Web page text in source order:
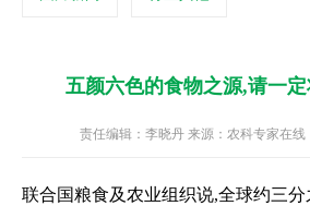
五颜六色的食物之源,请一定
责任编辑：李晓丹 来源：农科专家在线
联合国粮食及农业组织说,全球约三